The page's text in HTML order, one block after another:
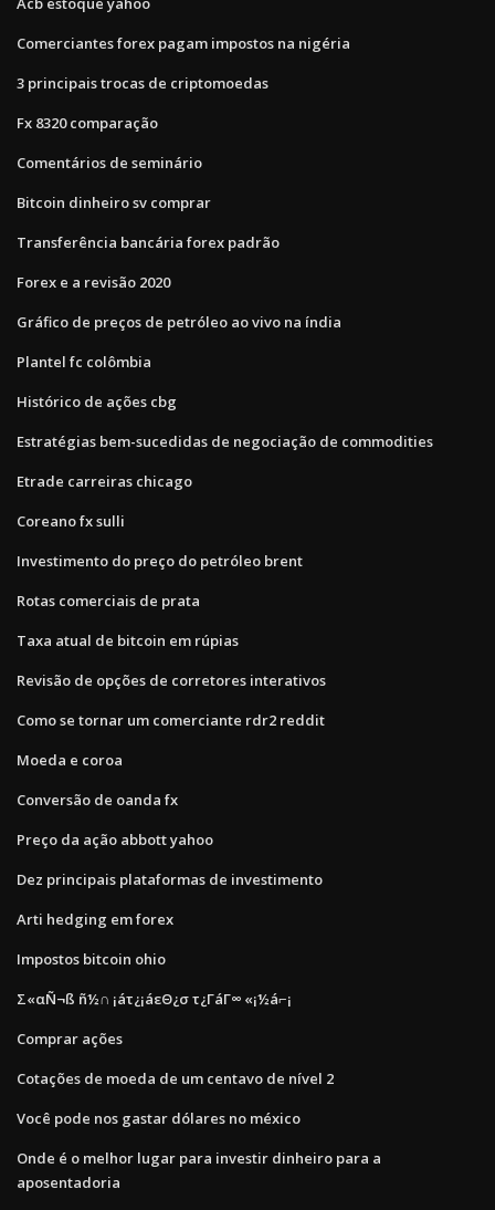
Comerciantes forex pagam impostos na nigéria
3 principais trocas de criptomoedas
Fx 8320 comparação
Comentários de seminário
Bitcoin dinheiro sv comprar
Transferência bancária forex padrão
Forex e a revisão 2020
Gráfico de preços de petróleo ao vivo na índia
Plantel fc colômbia
Histórico de ações cbg
Estratégias bem-sucedidas de negociação de commodities
Etrade carreiras chicago
Coreano fx sulli
Investimento do preço do petróleo brent
Rotas comerciais de prata
Taxa atual de bitcoin em rúpias
Revisão de opções de corretores interativos
Como se tornar um comerciante rdr2 reddit
Moeda e coroa
Conversão de oanda fx
Preço da ação abbott yahoo
Dez principais plataformas de investimento
Arti hedging em forex
Impostos bitcoin ohio
Σ«αÑ¬ß ñ½∩ ¡áτ¿¡áεΘ¿σ τ¿ΓáΓ∞ «¡½á⌐¡
Comprar ações
Cotações de moeda de um centavo de nível 2
Você pode nos gastar dólares no méxico
Onde é o melhor lugar para investir dinheiro para a
aposentadoria